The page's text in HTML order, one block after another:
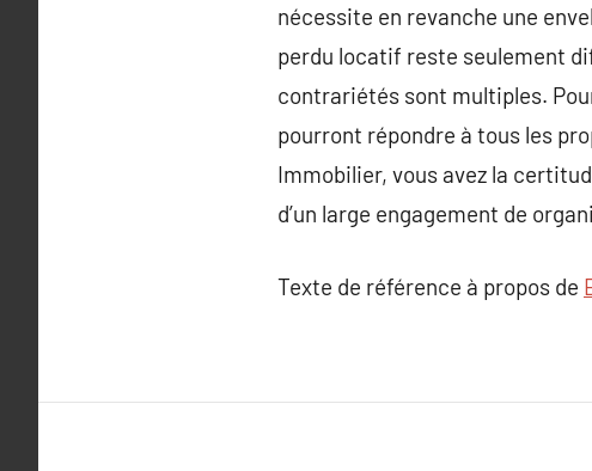
nécessite en revanche une
perdu locatif reste seulement
contrariétés sont multiples.
pourront répondre à tous les
Immobilier, vous avez la
d’un large engagement de
Texte de référence à propos de